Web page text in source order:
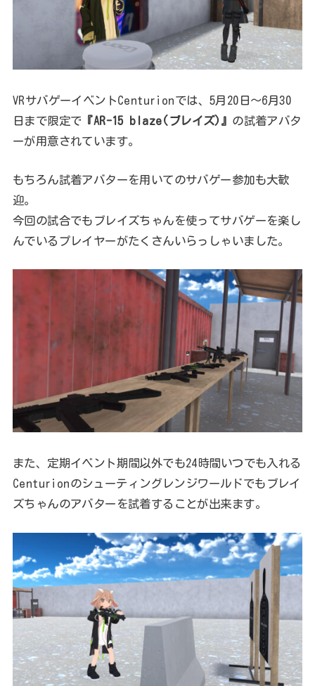
VRサバゲーイベントCenturionでは、5月20日～6月30
日まで限定で 『AR-15 blaze(ブレイズ)』 の試着アバタ
ーが用意されています。
もちろん試着アバターを用いてのサバゲー参加も大歓
迎。
今回の試合でもブレイズちゃんを使ってサバゲーを楽し
んでいるプレイヤーがたくさんいらっしゃいました。
また、定期イベント期間以外でも24時間いつでも入れる
Centurionのシューティングレンジワールドでもブレイ
ズちゃんのアバターを試着することが出来ます。